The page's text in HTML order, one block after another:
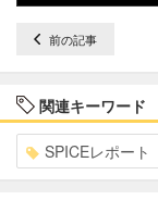
前の記事
関連キーワード
SPICEレポート